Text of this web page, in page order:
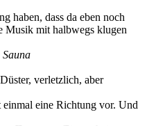
haben, dass da eben noch
Musik mit halbwegs klugen
Sauna
verletzlich, aber
einmal eine Richtung vor. Und